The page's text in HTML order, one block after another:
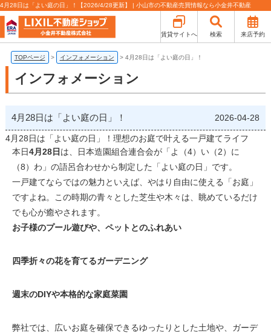
4月28日は「よい庭の日」！【2026/4/28更新】 | 小山市の不動産売買情報なら小金井不動産
賃貸サイトへ 検索 来店予約
TOPページ > インフォメーション > 4月28日は「よい庭の日」！
インフォメーション
4月28日は「よい庭の日」！ 2026-04-28
4月28日は「よい庭の日」！理想のお庭で叶える一戸建てライフ
本日4月28日 は、日本造園組合連合会が「よ（4）い（2）に
（8）わ」の語呂合わせから制定した「よい庭の日」です。
一戸建てならではの魅力といえば、やはり自由に使える「お庭」
ですよね。この時期の青々とした芝生や木々は、眺めているだけ
でも心が癒やされます。
お子様のプール遊びや、ペットとのふれあい
四季折々の花を育てるガーデニング
週末のDIYや本格的な家庭菜園
弊社では、広いお庭を確保できるゆったりとした土地や、ガーデ